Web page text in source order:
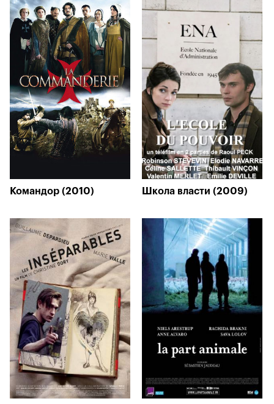
Командор (2010) Школа власти (2009)